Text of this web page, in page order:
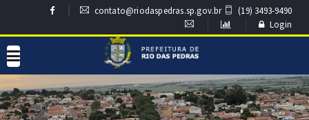
contato@riodaspedras.sp.gov.br
(19) 3493-9490
Login